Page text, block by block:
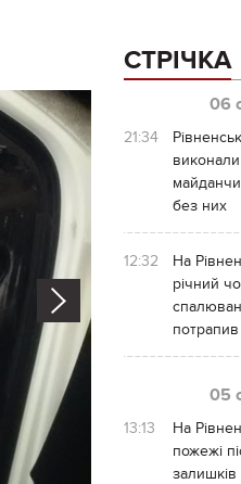
СТРІЧКА
06
21:34
без них
12:32
На
річний
05
13:13
На
пожежі
залишків